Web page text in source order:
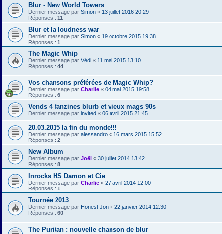
Blur - New World Towers
Dernier message par Simon « 13 juillet 2016 20:29
Réponses : 11
Blur et la loudness war
Dernier message par Simon « 19 octobre 2015 19:38
Réponses : 1
The Magic Whip
Dernier message par Védi « 11 mai 2015 13:10
Réponses : 44
Vos chansons préférées de Magic Whip?
Dernier message par Charlie « 04 mai 2015 19:58
Réponses : 6
Vends 4 fanzines blurb et vieux mags 90s
Dernier message par invited « 06 avril 2015 21:45
20.03.2015 la fin du monde!!!
Dernier message par alessandro « 16 mars 2015 15:52
Réponses : 2
New Album
Dernier message par Joël « 30 juillet 2014 13:42
Réponses : 8
Inrocks HS Damon et Cie
Dernier message par Charlie « 27 avril 2014 12:00
Réponses : 1
Tournée 2013
Dernier message par Honest Jon « 22 janvier 2014 12:30
Réponses : 60
The Puritan : nouvelle chanson de blur